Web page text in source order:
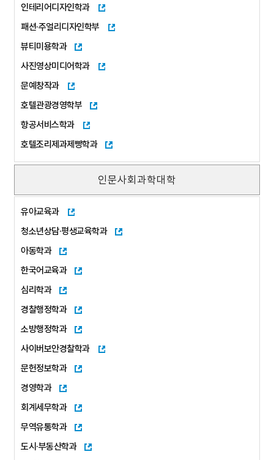
인테리어디자인학과
패션·주얼리디자인학부
뷰티미용학과
사진영상미디어학과
문예창작과
호텔관광경영학부
항공서비스학과
호텔조리제과제빵학과
인문사회과학대학
유아교육과
청소년상담·평생교육학과
아동학과
한국어교육과
심리학과
경찰행정학과
소방행정학과
사이버보안경찰학과
문헌정보학과
경영학과
회계세무학과
무역유통학과
도시·부동산학과